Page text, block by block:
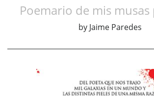
Poemario de mis
by Jaime Paredes